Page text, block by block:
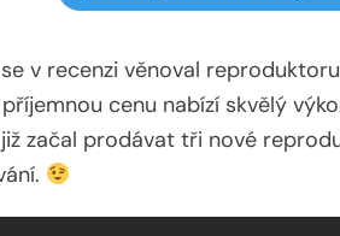
v recenzi věnoval reproduktoru
cenu nabízí skvělý
začal prodávat tři nové